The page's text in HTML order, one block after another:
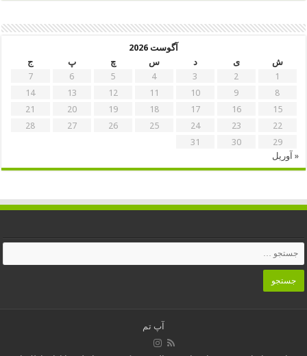
آگوست 2026
ش
ی د س چ پ
ج
1
2
3
4
5
6
7
8
9
10
11
12
13
14
15
16
17
18
19
20
21
22
23
24
25
26
27
28
29
30
31
« آوریل
آپ تم